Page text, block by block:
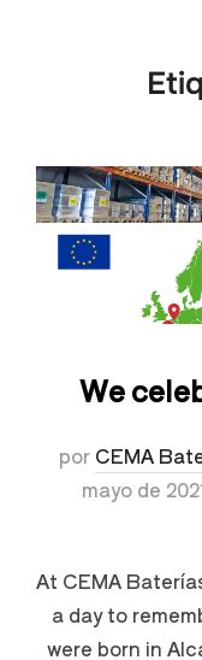
We
por CEMA
mayo de
At CEMA
a day to
were born in